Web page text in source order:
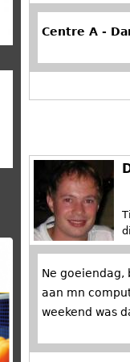
Centre A -
Ne goeiendag,
aan mn
weekend was
'